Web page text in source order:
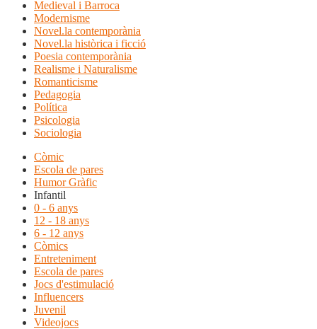
Medieval i Barroca
Modernisme
Novel.la contemporània
Novel.la històrica i ficció
Poesia contemporània
Realisme i Naturalisme
Romanticisme
Pedagogia
Política
Psicologia
Sociologia
Còmic
Escola de pares
Humor Gràfic
Infantil
0 - 6 anys
12 - 18 anys
6 - 12 anys
Còmics
Entreteniment
Escola de pares
Jocs d'estimulació
Influencers
Juvenil
Videojocs